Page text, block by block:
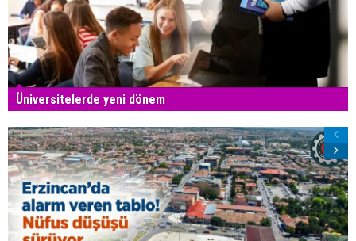
Üniversitelerde yeni dönem